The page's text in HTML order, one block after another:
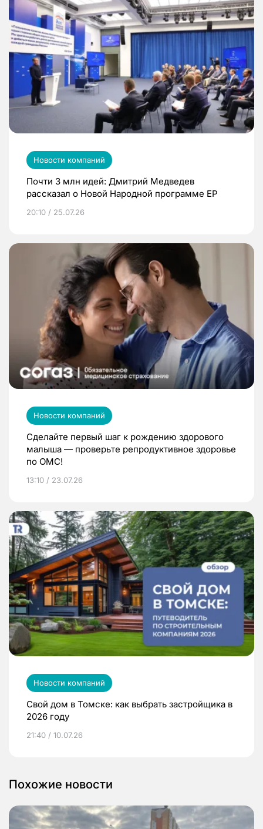
Новости компаний
Почти 3 млн идей: Дмитрий Медведев
рассказал о Новой Народной программе ЕР
20:10 / 25.07.26
Новости компаний
Сделайте первый шаг к рождению здорового
малыша — проверьте репродуктивное здоровье
по ОМС!
13:10 / 23.07.26
Новости компаний
Свой дом в Томске: как выбрать застройщика в
2026 году
21:40 / 10.07.26
Похожие новости